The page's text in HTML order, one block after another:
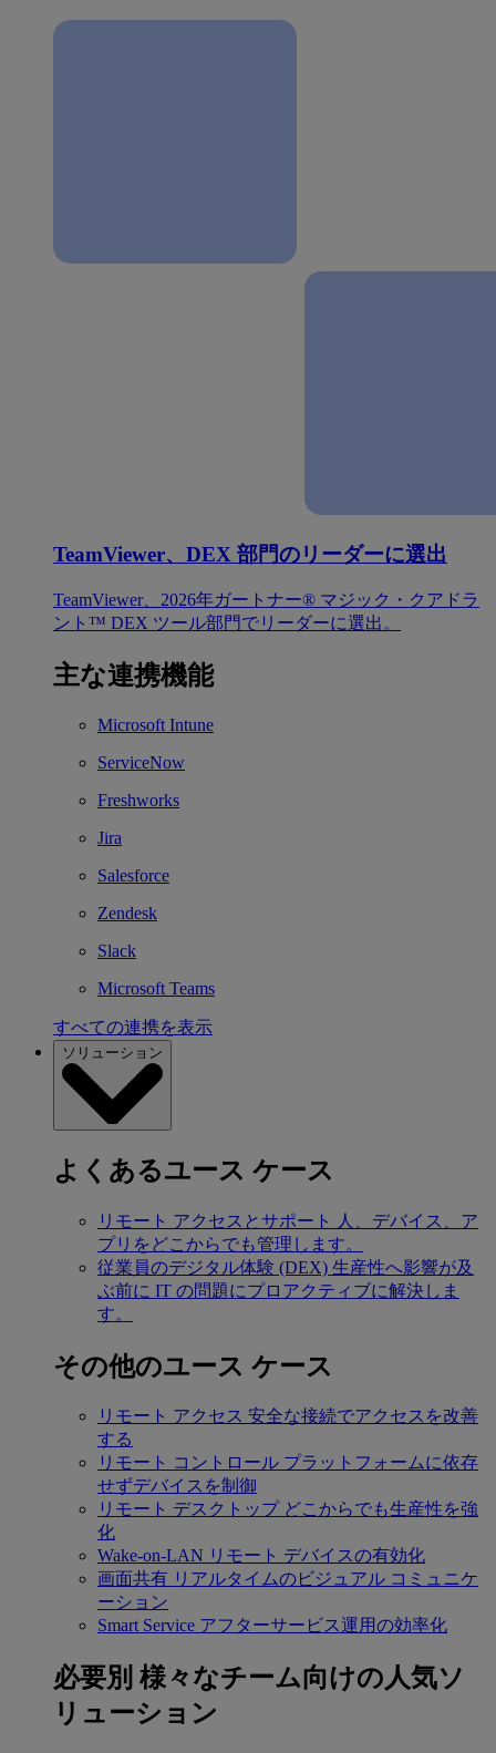
TeamViewer、DEX 部門のリーダーに選出
TeamViewer、2026年ガートナー® マジック・クアドラ
ント™ DEX ツール部門でリーダーに選出。
主な連携機能
Microsoft Intune
ServiceNow
Freshworks
Jira
Salesforce
Zendesk
Slack
Microsoft Teams
すべての連携を表示
ソリューション
よくあるユース ケース
リモート アクセスとサポート
人、デバイス、ア
プリをどこからでも管理します。
従業員のデジタル体験 (DEX) 生産性へ影響が及
ぶ前に IT の問題にプロアクティブに解決しま
す。
その他のユース ケース
リモート アクセス 安全な接続でアクセスを改善
する
リモート コントロール プラットフォームに依存
せずデバイスを制御
リモート デスクトップ どこからでも生産性を強
化
Wake-on-LAN リモート デバイスの有効化
画面共有 リアルタイムのビジュアル コミュニケ
ーション
Smart Service アフターサービス運用の効率化
必要別 様々なチーム向けの人気ソ
リューション